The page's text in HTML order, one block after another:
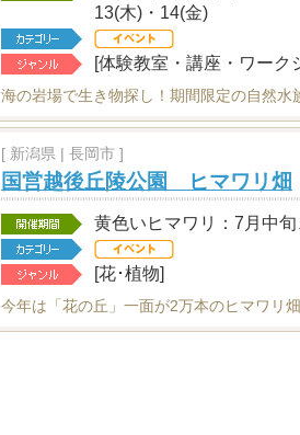
13(木)・14(金)
[体験教室・講座・ワーク
海の岩場で生き物探し！期間限定の自然水
[ 新潟県 | 長岡市 ]
国営越後丘陵公園 ヒマワリ畑
黄色いヒマワリ：7月中
[花･植物]
今年は「花の丘」一面が2万本のヒマワリ